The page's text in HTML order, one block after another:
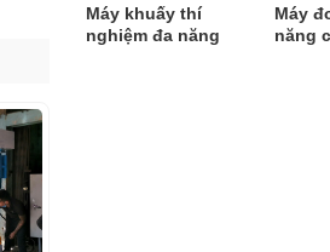
Máy khuấy thí
nghiệm đa năng
Máy
năng